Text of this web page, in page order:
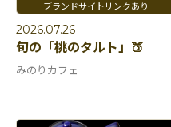
2026.07.26
旬の「桃のタルト」🍑
みのりカフェ